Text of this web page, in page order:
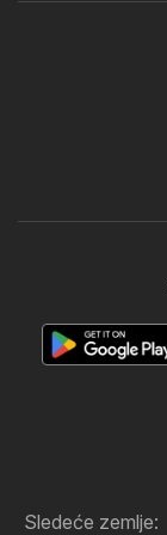
Sledeće zemlje: